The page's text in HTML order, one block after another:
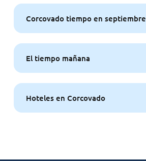
Corcovado tiempo en septiembre
El tiempo mañana
Hoteles en Corcovado